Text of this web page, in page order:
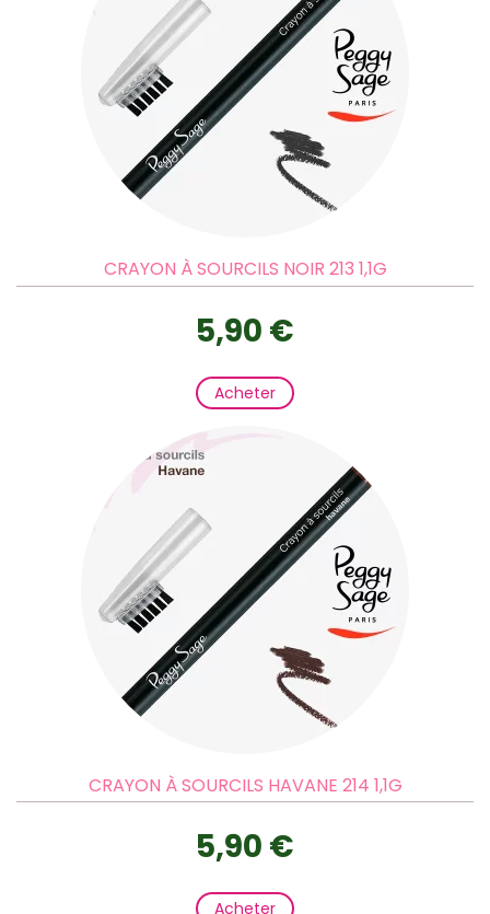
CRAYON À SOURCILS NOIR 213 1,1G
5,90 €
Acheter
CRAYON À SOURCILS HAVANE 214 1,1G
5,90 €
Acheter